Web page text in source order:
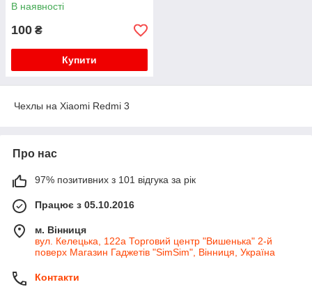
В наявності
100 ₴
Купити
Чехлы на Xiaomi Redmi 3
Про нас
97% позитивних з 101 відгука за рік
Працює з 05.10.2016
м. Вінниця
вул. Келецька, 122а Торговий центр "Вишенька" 2-й
поверх Магазин Гаджетів "SimSim", Вінниця, Україна
Контакти